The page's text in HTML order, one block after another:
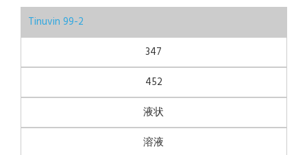
Tinuvin 99-2
347
452
液状
溶液